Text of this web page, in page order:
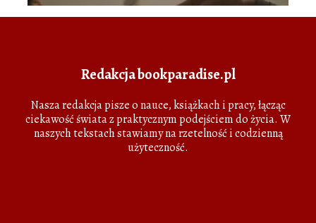
Redakcja bookparadise.pl
Nasza redakcja pisze o nauce, książkach i pracy, łącząc
ciekawość świata z praktycznym podejściem do życia. W
naszych tekstach stawiamy na rzetelność i codzienną
użyteczność.